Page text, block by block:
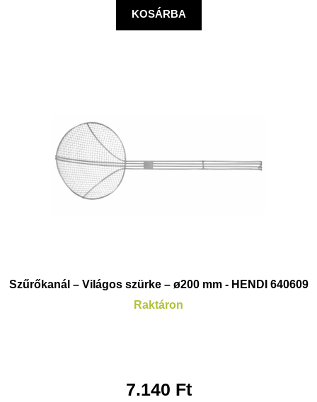
KOSÁRBA
Szűrőkanál – Világos szürke – ø200 mm - HENDI 640609
Raktáron
7.140 Ft